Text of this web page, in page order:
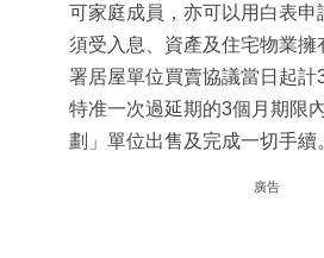
可家庭成員，亦可以用白表申
須受入息、資產及住宅物業擁
署居屋單位買賣協議當日起計
特准一次過延期的3個月期限
劃」單位出售及完成一切手續
廣告